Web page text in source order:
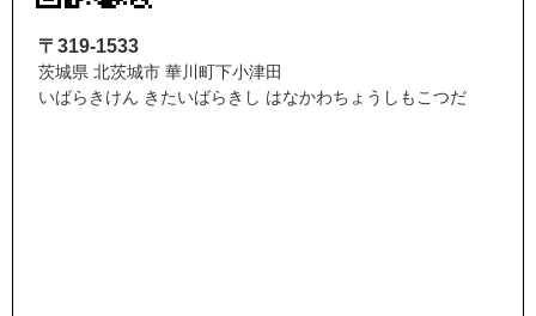
〒319-1533
茨城県 北茨城市 華川町下小津田
いばらきけん きたいばらきし はなかわちょうしもこつだ